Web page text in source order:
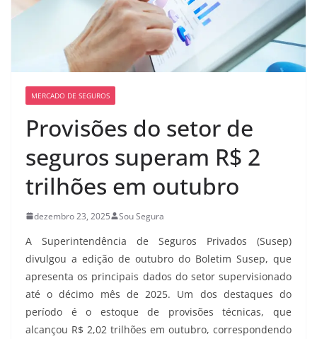
MERCADO DE SEGUROS
Provisões do setor de
seguros superam R$ 2
trilhões em outubro
dezembro 23, 2025 Sou Segura
A Superintendência de Seguros Privados (Susep)
divulgou a edição de outubro do Boletim Susep, que
apresenta os principais dados do setor supervisionado
até o décimo mês de 2025. Um dos destaques do
período é o estoque de provisões técnicas, que
alcançou R$ 2,02 trilhões em outubro, correspondendo